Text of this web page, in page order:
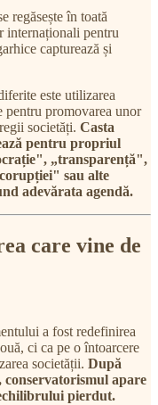
regăsește în toată
internaționali pentru
capturează și
este utilizarea
promovarea unor
societăți. Casta
pentru propriul
„transparență",
sau alte
adevărata agendă.
care vine de
a fost redefinirea
ci ca pe o întoarcere
societății. După
conservatorismul apare
pierdut.